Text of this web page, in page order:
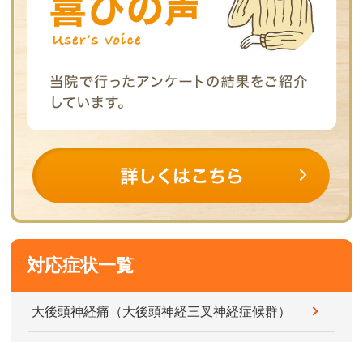
対応症状一覧
大後頭神経痛（大後頭神経三叉神経症候群）